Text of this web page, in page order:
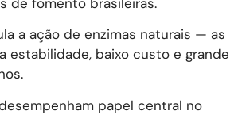
a ação de enzimas naturais — as
estabilidade, baixo custo e grande
papel central no